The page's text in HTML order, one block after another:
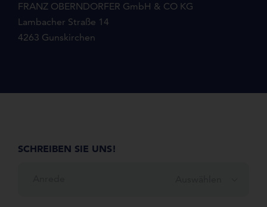
FRANZ OBERNDORFER GmbH & CO KG
Lambacher Straße 14
4263 Gunskirchen
SCHREIBEN SIE UNS!